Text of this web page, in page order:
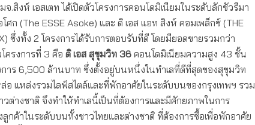
จ.สิงห์ เอสเตท ได้เปิดตัวโครงการคอนโดมิเนียมในระดับลักชัวรีมา
โศก (The ESSE Asoke) และ ดิ เอส แอท สิงห์ คอมเพล็กซ์ (THE
ซึ่งทั้ง 2 โครงการได้รับการตอบรับที่ดี โดยมียอดขายรวมกว่า
ครงการที่ 3 คือ ดิ เอส สุขุมวิท 36 คอนโดมิเนียมความสูง 43 ชั้น
าร 6,500 ล้านบาท ซึ่งตั้งอยู่บนหนึ่งในทำเลที่ดีที่สุดของสุขุมวิท
แหล่งรวมไลฟ์สไตล์และที่พักอาศัยในระดับบนของกรุงเทพฯ รวม
ต่างชาติ จึงทำให้ทำเลนี้เป็นที่ต้องการและมีศักยภาพในการ
กค้าในระดับบนทั้งชาวไทยและต่างชาติ ที่ต้องการซื้อเพื่อพักอาศัย